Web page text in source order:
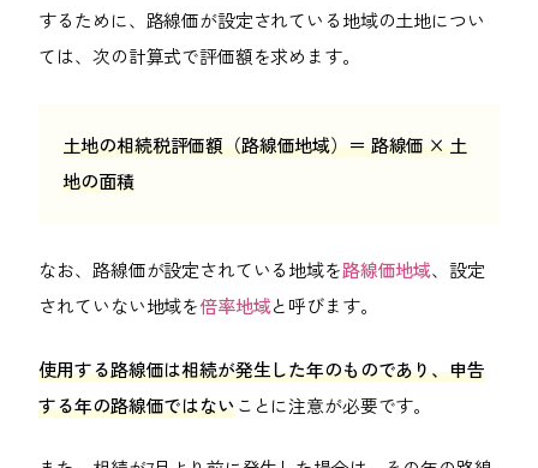
するために、路線価が設定されている地域の土地につい
ては、次の計算式で評価額を求めます。
土地の相続税評価額（路線価地域）＝ 路線価 × 土
地の面積
なお、路線価が設定されている地域を路線価地域、設定
されていない地域を倍率地域と呼びます。
使用する路線価は相続が発生した年のものであり、申告
する年の路線価ではないことに注意が必要です。